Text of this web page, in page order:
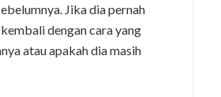
Jika dia pernah
dengan cara yang
atau apakah dia masih